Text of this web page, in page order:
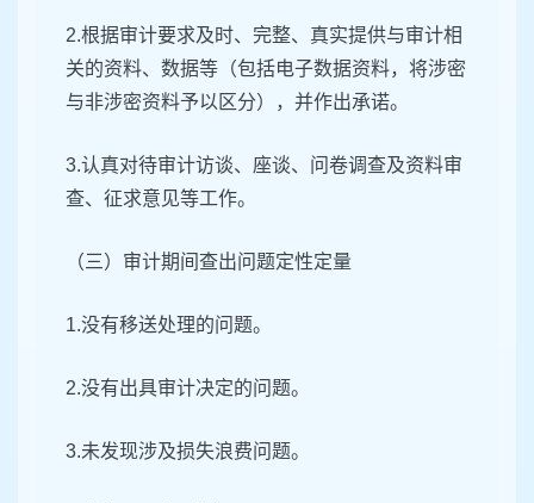
2.根据审计要求及时、完整、真实提供与审计相
关的资料、数据等（包括电子数据资料，将涉密
与非涉密资料予以区分），并作出承诺。
3.认真对待审计访谈、座谈、问卷调查及资料审
查、征求意见等工作。
（三）审计期间查出问题定性定量
1.没有移送处理的问题。
2.没有出具审计决定的问题。
3.未发现涉及损失浪费问题。